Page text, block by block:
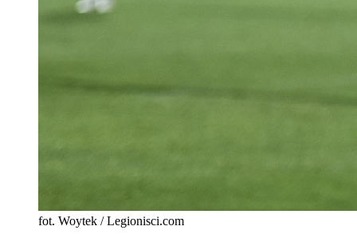
fot. Woytek / Legionisci.com